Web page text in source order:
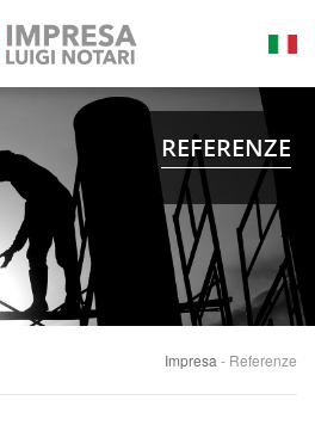
REFERENZE
Impresa - Referenze